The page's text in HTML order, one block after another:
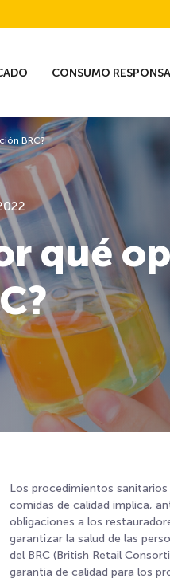
CONSUMO
qué
BRC?
Los procedimientos
comidas de calidad implica,
obligaciones a los
garantizar la salud de las
del BRC (British Retail
garantía de calidad para los